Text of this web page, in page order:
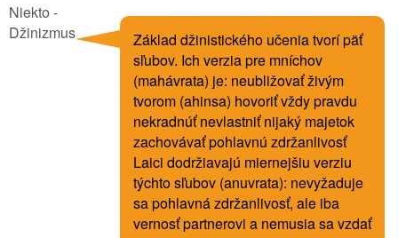
Niekto -
Džinizmus
Základ džinistického učenia tvorí päť
sľubov. Ich verzia pre mníchov
(mahávrata) je: neubližovať živým
tvorom (ahinsa) hovoriť vždy pravdu
nekradnúť nevlastniť nijaký majetok
zachovávať pohlavnú zdržanlivosť
Laici dodržiavajú miernejšiu verziu
týchto sľubov (anuvrata): nevyžaduje
sa pohlavná zdržanlivosť, ale iba
vernosť partnerovi a nemusia sa vzdať